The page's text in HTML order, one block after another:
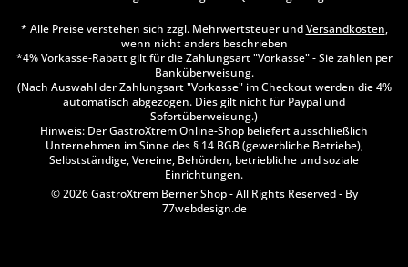
* Alle Preise verstehen sich zzgl. Mehrwertsteuer undVersandkosten,
wenn nicht anders beschrieben
*4% Vorkasse-Rabatt gilt für die Zahlungsart "Vorkasse" - Sie zahlen per
Banküberweisung.
(Nach Auswahl der Zahlungsart "Vorkasse" im Checkout werden die 4%
automatisch abgezogen. Dies gilt nicht für Paypal und
Sofortüberweisung.)
Hinweis: Der GastroXtrem Online-Shop beliefert ausschließlich
Unternehmen im Sinne des § 14 BGB (gewerbliche Betriebe),
Selbstständige, Vereine, Behörden, betriebliche und soziale
Einrichtungen.
© 2026 GastroXtrem Berner Shop - All Rights Reserved - By
77webdesign.de